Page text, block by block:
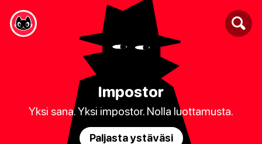
Impostor
Yksi sana. Yksi impostor. Nolla luottamusta.
Paljasta ystäväsi